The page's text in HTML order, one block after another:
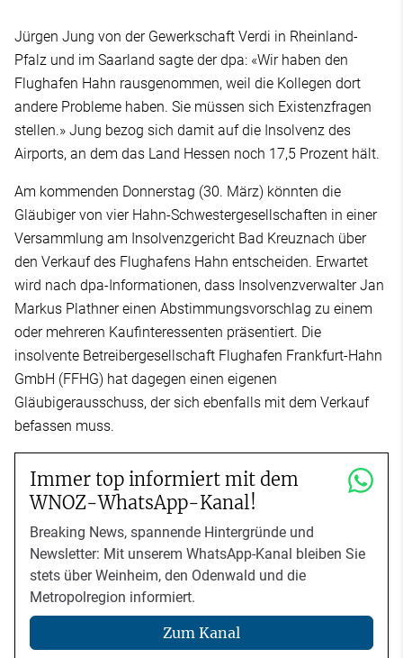
Jürgen Jung von der Gewerkschaft Verdi in Rheinland-
Pfalz und im Saarland sagte der dpa: «Wir haben den
Flughafen Hahn rausgenommen, weil die Kollegen dort
andere Probleme haben. Sie müssen sich Existenzfragen
stellen.» Jung bezog sich damit auf die Insolvenz des
Airports, an dem das Land Hessen noch 17,5 Prozent hält.
Am kommenden Donnerstag (30. März) könnten die
Gläubiger von vier Hahn-Schwestergesellschaften in einer
Versammlung am Insolvenzgericht Bad Kreuznach über
den Verkauf des Flughafens Hahn entscheiden. Erwartet
wird nach dpa-Informationen, dass Insolvenzverwalter Jan
Markus Plathner einen Abstimmungsvorschlag zu einem
oder mehreren Kaufinteressenten präsentiert. Die
insolvente Betreibergesellschaft Flughafen Frankfurt-Hahn
GmbH (FFHG) hat dagegen einen eigenen
Gläubigerausschuss, der sich ebenfalls mit dem Verkauf
befassen muss.
Immer top informiert mit dem
WNOZ-WhatsApp-Kanal!
Breaking News, spannende Hintergründe und
Newsletter: Mit unserem WhatsApp-Kanal bleiben Sie
stets über Weinheim, den Odenwald und die
Metropolregion informiert.
Zum Kanal